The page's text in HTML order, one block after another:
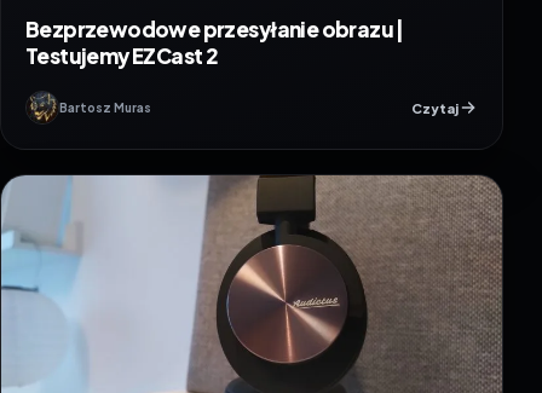
Bezprzewodowe przesyłanie obrazu |
Testujemy EZCast 2
Bartosz Muras Czytaj